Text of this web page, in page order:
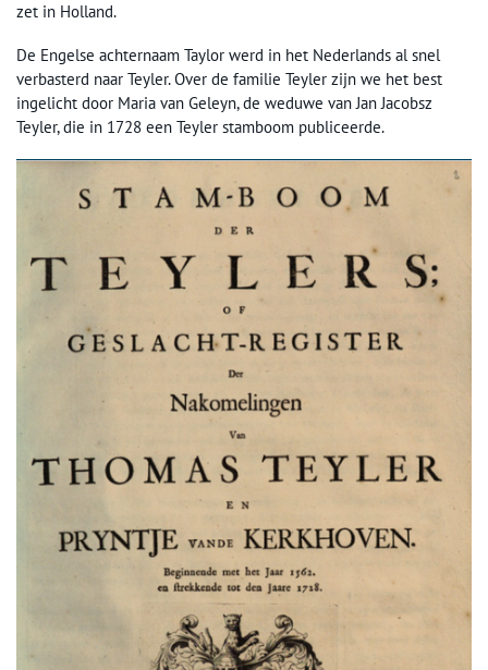
zet in Holland.
De Engelse achternaam Taylor werd in het Nederlands al snel
verbasterd naar Teyler. Over de familie Teyler zijn we het best
ingelicht door Maria van Geleyn, de weduwe van Jan Jacobsz
Teyler, die in 1728 een Teyler stamboom publiceerde.